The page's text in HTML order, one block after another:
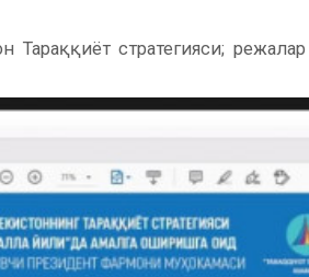
стратегияси;